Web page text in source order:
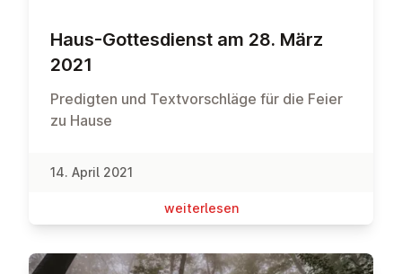
Haus-Got­tes­dienst am 28. März
2021
Predigten und Textvorschläge für die Feier
zu Hause
14. April 2021
wei­ter­le­sen